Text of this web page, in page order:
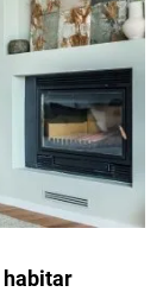
habitar